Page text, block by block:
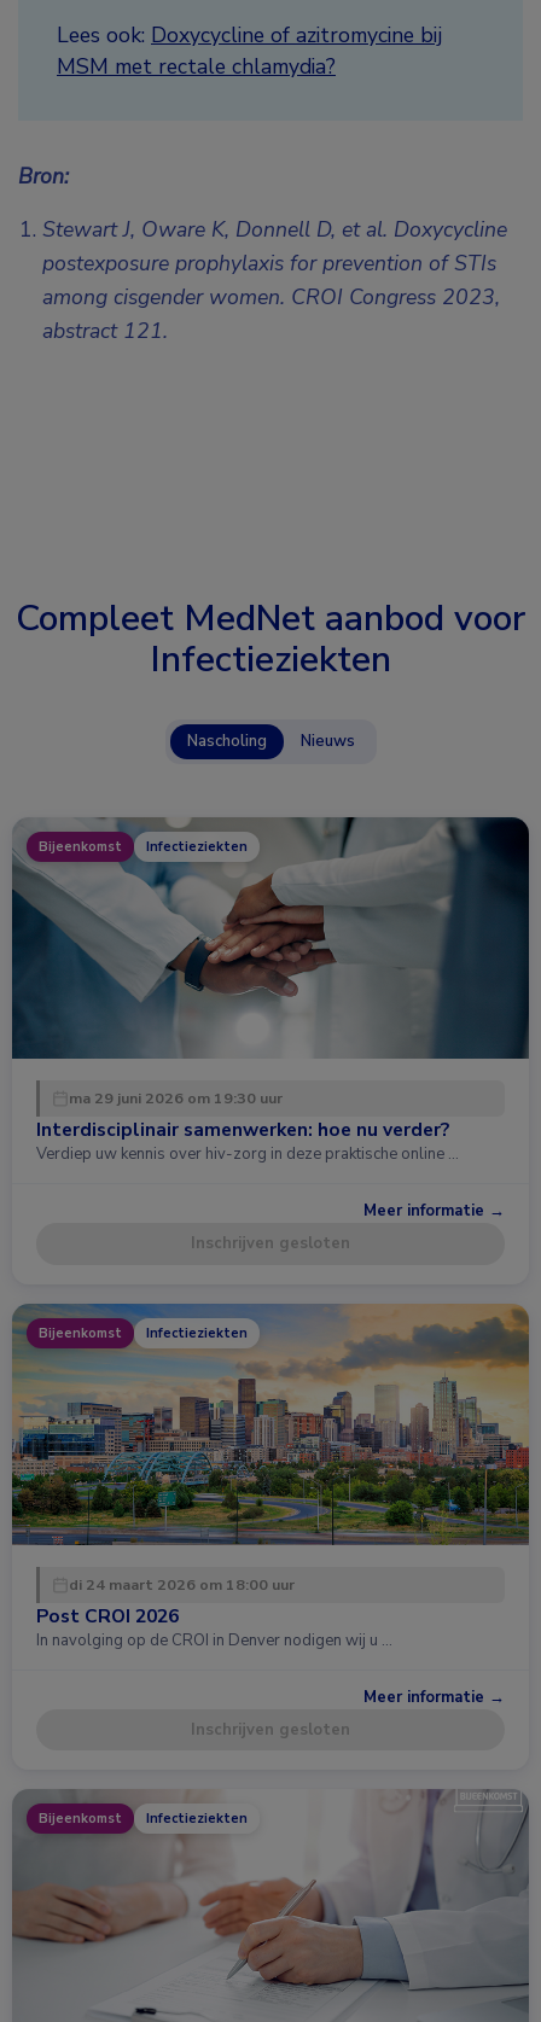
Lees ook: Doxycycline of azitromycine bij
MSM met rectale chlamydia?
Bron:
Stewart J, Oware K, Donnell D, et al. Doxycycline
postexposure prophylaxis for prevention of STIs
among cisgender women. CROI Congress 2023,
abstract 121.
Compleet MedNet aanbod voor
Infectieziekten
Nascholing Nieuws
Bijeenkomst Infectieziekten
ma 29 juni 2026 om 19:30 uur
Interdisciplinair samenwerken: hoe nu verder?
Verdiep uw kennis over hiv-zorg in deze praktische online …
Meer informatie →
Inschrijven gesloten
Bijeenkomst Infectieziekten
di 24 maart 2026 om 18:00 uur
Post CROI 2026
In navolging op de CROI in Denver nodigen wij u …
Meer informatie →
Inschrijven gesloten
Bijeenkomst Infectieziekten